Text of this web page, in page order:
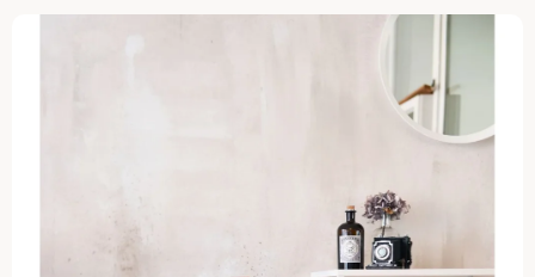
hodnocení